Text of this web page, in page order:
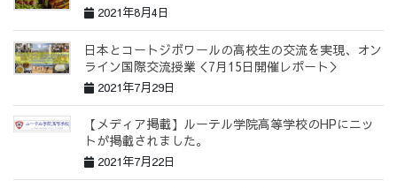
2021年8月4日
日本とコートジボワールの高校生の交流を実現、オン
ライン国際交流授業＜7月15日開催レポート＞
2021年7月29日
【メディア掲載】ルーテル学院高等学校のHPにニッ
トが掲載されました。
2021年7月22日